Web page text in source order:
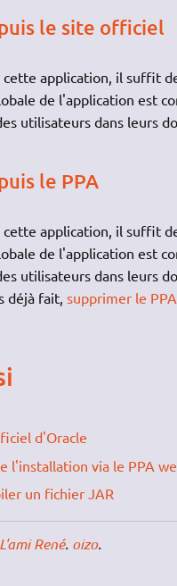
le site officiel
cette application, il suffit
de l'application est
utilisateurs dans leurs
le PPA
cette application, il suffit
de l'application est
utilisateurs dans leurs
déjà fait, supprimer le
d'Oracle
l'installation via le PPA
un fichier JAR
L'ami René. oizo.